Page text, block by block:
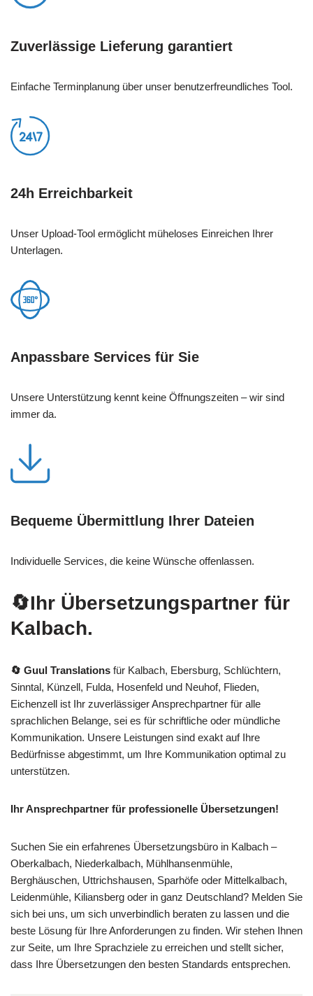
Zuverlässige Lieferung garantiert
Einfache Terminplanung über unser benutzerfreundliches Tool.
24h Erreichbarkeit
Unser Upload-Tool ermöglicht müheloses Einreichen Ihrer
Unterlagen.
Anpassbare Services für Sie
Unsere Unterstützung kennt keine Öffnungszeiten – wir sind
immer da.
Bequeme Übermittlung Ihrer Dateien
Individuelle Services, die keine Wünsche offenlassen.
🔄Ihr Übersetzungspartner für
Kalbach.
🔄 Guul Translations für Kalbach, Ebersburg, Schlüchtern,
Sinntal, Künzell, Fulda, Hosenfeld und Neuhof, Flieden,
Eichenzell ist Ihr zuverlässiger Ansprechpartner für alle
sprachlichen Belange, sei es für schriftliche oder mündliche
Kommunikation. Unsere Leistungen sind exakt auf Ihre
Bedürfnisse abgestimmt, um Ihre Kommunikation optimal zu
unterstützen.
Ihr Ansprechpartner für professionelle Übersetzungen!
Suchen Sie ein erfahrenes Übersetzungsbüro in Kalbach –
Oberkalbach, Niederkalbach, Mühlhansenmühle,
Berghäuschen, Uttrichshausen, Sparhöfe oder Mittelkalbach,
Leidenmühle, Kiliansberg oder in ganz Deutschland? Melden Sie
sich bei uns, um sich unverbindlich beraten zu lassen und die
beste Lösung für Ihre Anforderungen zu finden. Wir stehen Ihnen
zur Seite, um Ihre Sprachziele zu erreichen und stellt sicher,
dass Ihre Übersetzungen den besten Standards entsprechen.